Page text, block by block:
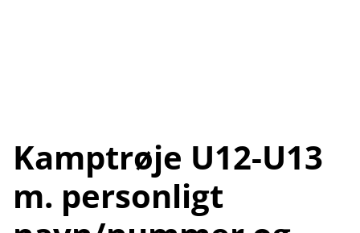
Kamptrøje U12-U13
m. personligt